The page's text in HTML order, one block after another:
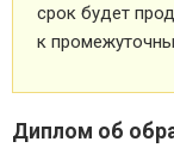
срок будет
к
Диплом об